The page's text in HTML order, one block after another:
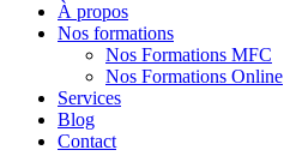
À propos
Nos formations
Nos Formations MFC
Nos Formations Online
Services
Blog
Contact